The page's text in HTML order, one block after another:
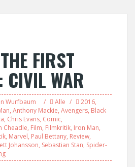
FIRST
CIVIL WAR
Wurfbaum Alle 2016,
, Anthony Mackie, Avengers, Black
, Chris Evans, Comic,
Cheadle, Film, Filmkritik, Iron Man,
, Marvel, Paul Bettany, Review,
Johansson, Sebastian Stan, Spider-